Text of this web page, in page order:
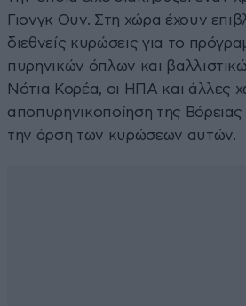
Γιονγκ Ουν. Στη χώρα έχουν
διεθνείς κυρώσεις για το
πυρηνικών όπλων και
Νότια Κορέα, οι ΗΠΑ και άλλες
αποπυρηνικοποίηση της
την άρση των κυρώσεων αυτών.